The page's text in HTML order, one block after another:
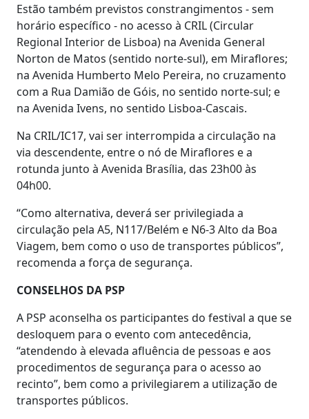
Estão também previstos constrangimentos - sem
horário específico - no acesso à CRIL (Circular
Regional Interior de Lisboa) na Avenida General
Norton de Matos (sentido norte-sul), em Miraflores;
na Avenida Humberto Melo Pereira, no cruzamento
com a Rua Damião de Góis, no sentido norte-sul; e
na Avenida Ivens, no sentido Lisboa-Cascais.
Na CRIL/IC17, vai ser interrompida a circulação na
via descendente, entre o nó de Miraflores e a
rotunda junto à Avenida Brasília, das 23h00 às
04h00.
“Como alternativa, deverá ser privilegiada a
circulação pela A5, N117/Belém e N6-3 Alto da Boa
Viagem, bem como o uso de transportes públicos”,
recomenda a força de segurança.
CONSELHOS DA PSP
A PSP aconselha os participantes do festival a que se
desloquem para o evento com antecedência,
“atendendo à elevada afluência de pessoas e aos
procedimentos de segurança para o acesso ao
recinto”, bem como a privilegiarem a utilização de
transportes públicos.